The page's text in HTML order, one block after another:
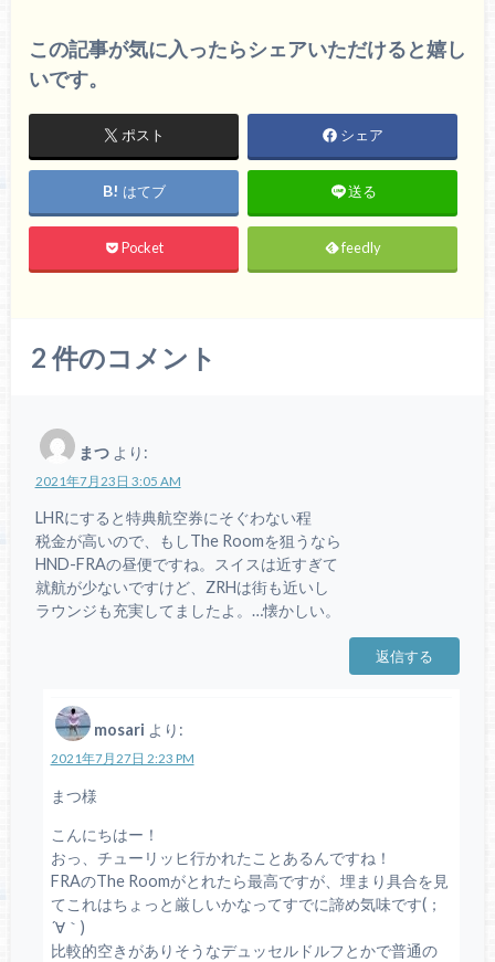
この記事が気に入ったらシェアいただけると嬉し
いです。
ポスト シェア
はてブ 送る
Pocket feedly
2 件のコメント
まつ より:
2021年7月23日 3:05 AM
LHRにすると特典航空券にそぐわない程
税金が高いので、もしThe Roomを狙うなら
HND-FRAの昼便ですね。スイスは近すぎて
就航が少ないですけど、ZRHは街も近いし
ラウンジも充実してましたよ。…懐かしい。
返信する
mosari より:
2021年7月27日 2:23 PM
まつ様
こんにちはー！
おっ、チューリッヒ行かれたことあるんですね！
FRAのThe Roomがとれたら最高ですが、埋まり具合を見
てこれはちょっと厳しいかなってすでに諦め気味です(；
´∀｀)
比較的空きがありそうなデュッセルドルフとかで普通の